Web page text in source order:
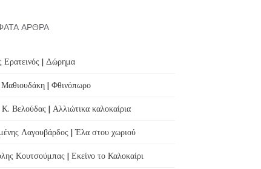
ΆΡΘΡΑ
Ερατεινός | Δώρημα
| Φθινόπωρο
Βελούδας | Αλλιώτικα καλοκαίρια
Λαγουβάρδος | Έλα στου χωριού
Κουτσούμπας | Εκείνο το Καλοκαίρι